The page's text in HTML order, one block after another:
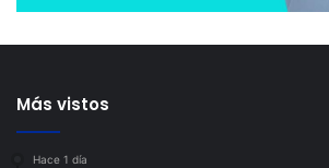
Más vistos
Hace 1 día